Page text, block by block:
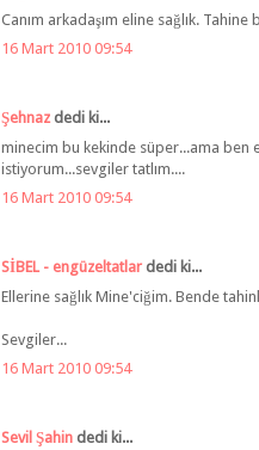
Canım arkadaşım eline sağlık. Tahine
16 Mart 2010 09:54
Şehnaz dedi ki...
minecim bu kekinde süper...ama ben
istiyorum...sevgiler tatlım....
16 Mart 2010 09:54
SİBEL - engüzeltatlar dedi ki...
Ellerine sağlık Mine'ciğim. Bende
Sevgiler...
16 Mart 2010 09:54
Sevil Şahin dedi ki...